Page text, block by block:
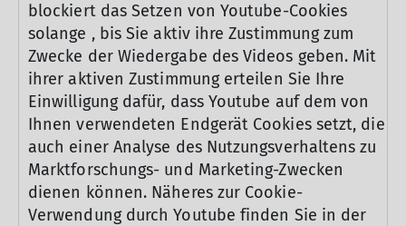
blockiert das Setzen von Youtube-Cookies
solange , bis Sie aktiv ihre Zustimmung zum
Zwecke der Wiedergabe des Videos geben. Mit
ihrer aktiven Zustimmung erteilen Sie Ihre
Einwilligung dafür, dass Youtube auf dem von
Ihnen verwendeten Endgerät Cookies setzt, die
auch einer Analyse des Nutzungsverhaltens zu
Marktforschungs- und Marketing-Zwecken
dienen können. Näheres zur Cookie-
Verwendung durch Youtube finden Sie in der